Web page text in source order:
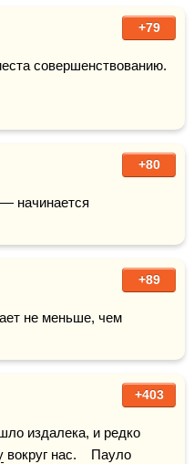
+79
совершенствованию.
+80
начинается
+89
не меньше, чем
+403
издалека, и редко
вокруг нас.    Пауло